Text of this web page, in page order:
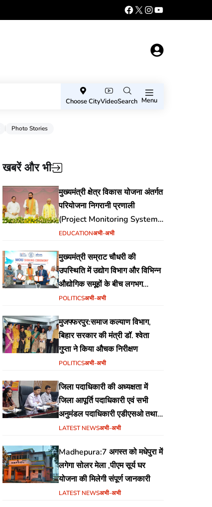
Choose CityVideoSearch Menu
Photo Stories
खबरें और भी
मुख्यमंत्री क्षेत्र विकास योजना अंतर्गत
परियोजना निगरानी प्रणाली
(Project Monitoring System)
वेब पोर्टल का शुभारंभ
EDUCATIONअभी-अभी
मुख्यमंत्री सम्राट चौधरी की
उपस्थिति में उद्योग विभाग और विभिन्न
औद्योगिक समूहों के बीच लगभग
₹51,600 करोड़ के निवेश हेतु
POLITICSअभी-अभी
मुजफ्फरपुर:समाज कल्याण विभाग,
बिहार सरकार की मंत्री डॉ. श्वेता
गुप्ता ने किया औचक निरीक्षण
POLITICSअभी-अभी
जिला पदाधिकारी की अध्यक्षता में
जिला आपूर्ति पदाधिकारी एवं सभी
अनुमंडल पदाधिकारी एडीएसओ तथा
एमोओ के साथ समीक्षा बैठक का
LATEST NEWSअभी-अभी
Madhepura:7 अगस्त को मधेपुरा में
लगेगा सोलर मेला ,पीएम सूर्य घर
योजना की मिलेगी संपूर्ण जानकारी
LATEST NEWSअभी-अभी